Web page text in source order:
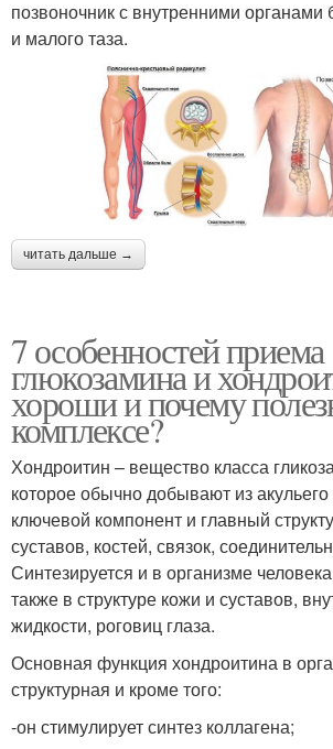
позвоночник с внутренними
и малого таза.
читать дальше →
7 особенностей приема
глюкозамина и
хороши и почему
комплексе?
Хондроитин – вещество класса
которое обычно добывают из
ключевой компонент и главный
суставов, костей, связок,
Синтезируется и в организме
также в структуре кожи и суставов,
жидкости, роговиц глаза.
Основная функция хондроитина в
структурная и кроме того:
-он стимулирует синтез коллагена;